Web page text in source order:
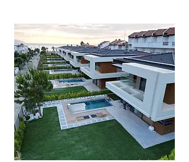
Satılık Villa